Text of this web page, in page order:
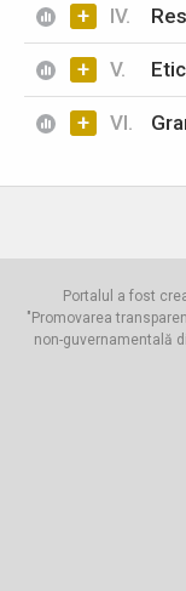
+ IV.
+ V.
+ VI.
Portalul a fost
"Promovarea
non-guvernamentală